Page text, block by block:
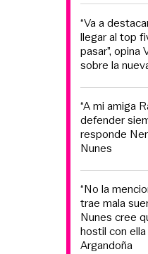
“Va a
llegar al top
pasar”, opina
sobre la
“A mi amiga
defender
responde
Nunes
“No la
trae mala
Nunes cree
hostil con
Argandoña